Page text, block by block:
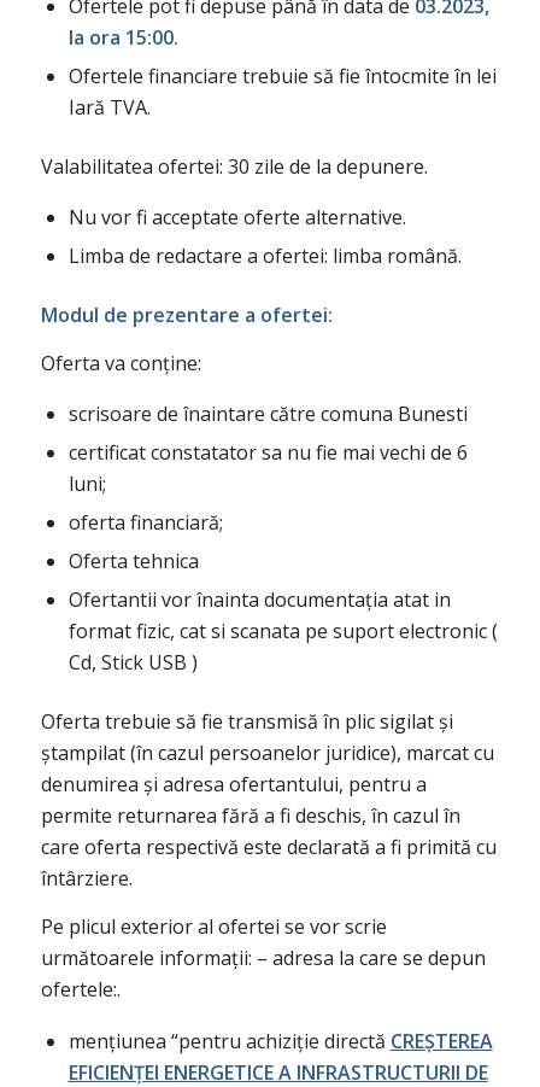
Ofertele pot fi depuse până în data de 03.2023,
la ora 15:00.
Ofertele financiare trebuie să fie întocmite în lei
Iară TVA.
Valabilitatea ofertei: 30 zile de la depunere.
Nu vor fi acceptate oferte alternative.
Limba de redactare a ofertei: limba română.
Modul de prezentare a ofertei:
Oferta va conține:
scrisoare de înaintare către comuna Bunesti
certificat constatator sa nu fie mai vechi de 6
luni;
oferta financiară;
Oferta tehnica
Ofertantii vor înainta documentația atat in
format fizic, cat si scanata pe suport electronic (
Cd, Stick USB )
Oferta trebuie să fie transmisă în plic sigilat și
ștampilat (în cazul persoanelor juridice), marcat cu
denumirea și adresa ofertantului, pentru a
permite returnarea fără a fi deschis, în cazul în
care oferta respectivă este declarată a fi primită cu
întârziere.
Pe plicul exterior al ofertei se vor scrie
următoarele informații: – adresa la care se depun
ofertele:.
mențiunea “pentru achiziție directă CREȘTEREA
EFICIENȚEI ENERGETICE A INFRASTRUCTURII DE